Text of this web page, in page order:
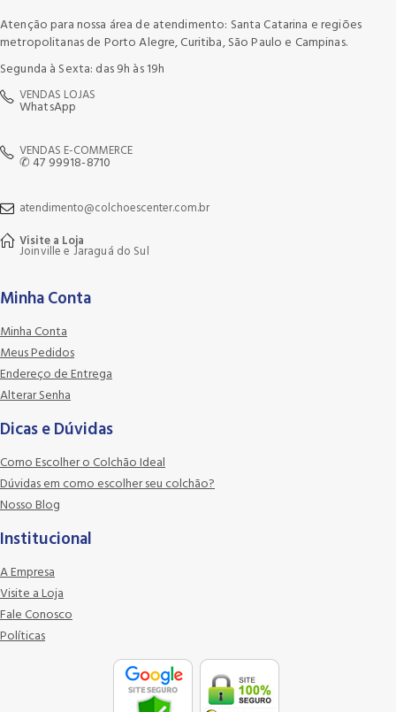
Atenção para nossa área de atendimento: Santa Catarina e regiões
metropolitanas de Porto Alegre, Curitiba, São Paulo e Campinas.
Segunda à Sexta: das 9h às 19h
VENDAS LOJAS
WhatsApp
VENDAS E-COMMERCE
✆ 47 99918-8710
atendimento@colchoescenter.com.br
Visite a Loja
Joinville e Jaraguá do Sul
Minha Conta
Minha Conta
Meus Pedidos
Endereço de Entrega
Alterar Senha
Dicas e Dúvidas
Como Escolher o Colchão Ideal
Dúvidas em como escolher seu colchão?
Nosso Blog
Institucional
A Empresa
Visite a Loja
Fale Conosco
Políticas